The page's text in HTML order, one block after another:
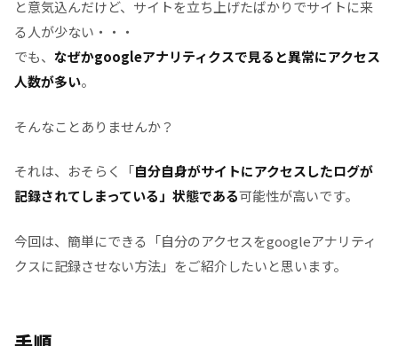
る
念の為確認しよう
注意事項・制限
スマホからのアクセスは除外しにくい
IPは固定されない場合が多く、定期的に見直しが必要
まとめ
と意気込んだけど、サイトを立ち上げたばかりでサイトに来
る人が少ない・・・
でも、 なぜかgoogleアナリティクスで見ると異常にアクセス
人数が多い。
そんなことありませんか？
それは、おそらく「自分自身がサイトにアクセスしたログが
記録されてしまっている」状態である可能性が高いです。
今回は、簡単にできる「自分のアクセスをgoogleアナリティ
クスに記録させない方法」をご紹介したいと思います。